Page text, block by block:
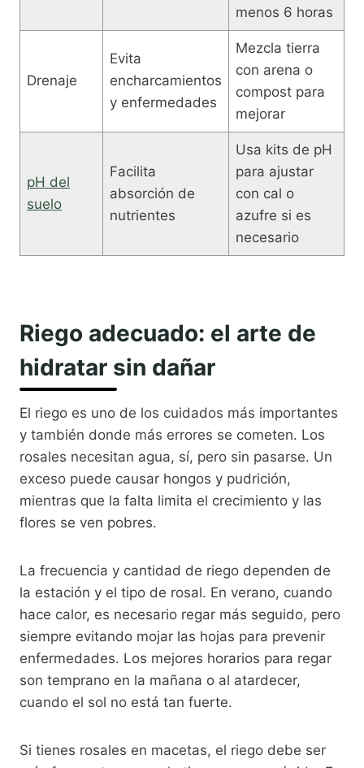
menos 6 horas
Drenaje
Evita
encharcamientos
y enfermedades
Mezcla tierra
con arena o
compost para
mejorar
pH del
suelo
Facilita
absorción de
nutrientes
Usa kits de pH
para ajustar
con cal o
azufre si es
necesario
Riego adecuado: el arte de
hidratar sin dañar
El riego es uno de los cuidados más importantes
y también donde más errores se cometen. Los
rosales necesitan agua, sí, pero sin pasarse. Un
exceso puede causar hongos y pudrición,
mientras que la falta limita el crecimiento y las
flores se ven pobres.
La frecuencia y cantidad de riego dependen de
la estación y el tipo de rosal. En verano, cuando
hace calor, es necesario regar más seguido, pero
siempre evitando mojar las hojas para prevenir
enfermedades. Los mejores horarios para regar
son temprano en la mañana o al atardecer,
cuando el sol no está tan fuerte.
Si tienes rosales en macetas, el riego debe ser